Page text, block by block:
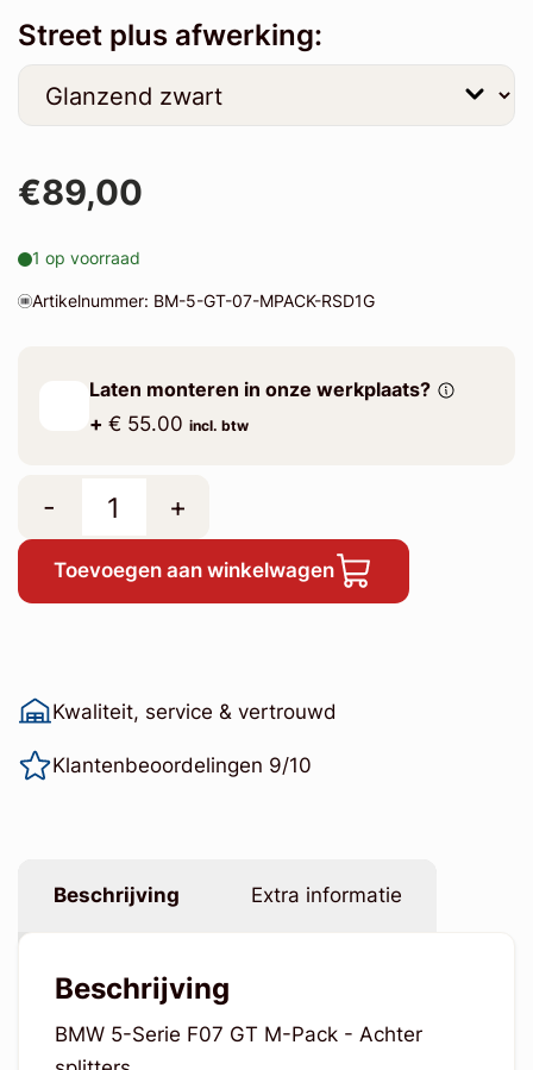
Street plus afwerking:
€89,00
1 op voorraad
Artikelnummer: BM-5-GT-07-MPACK-RSD1G
Laten monteren in onze werkplaats?
+ € 55.00 incl. btw
- +
Toevoegen aan winkelwagen
Kwaliteit, service & vertrouwd
Klantenbeoordelingen 9/10
Beschrijving Extra informatie
Beschrijving
BMW 5-Serie F07 GT M-Pack - Achter